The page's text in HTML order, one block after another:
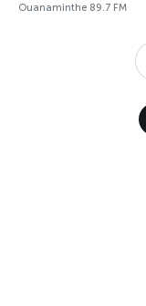
Ouanaminthe 89.7 FM